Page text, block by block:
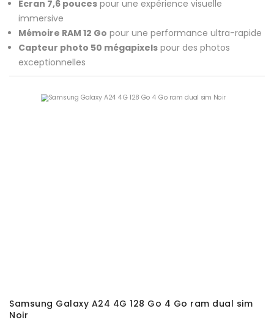
Écran 7,6 pouces pour une expérience visuelle
immersive
Mémoire RAM 12 Go pour une performance ultra-rapide
Capteur photo 50 mégapixels pour des photos
exceptionnelles
Samsung Galaxy A24 4G 128 Go 4 Go ram dual sim
Noir